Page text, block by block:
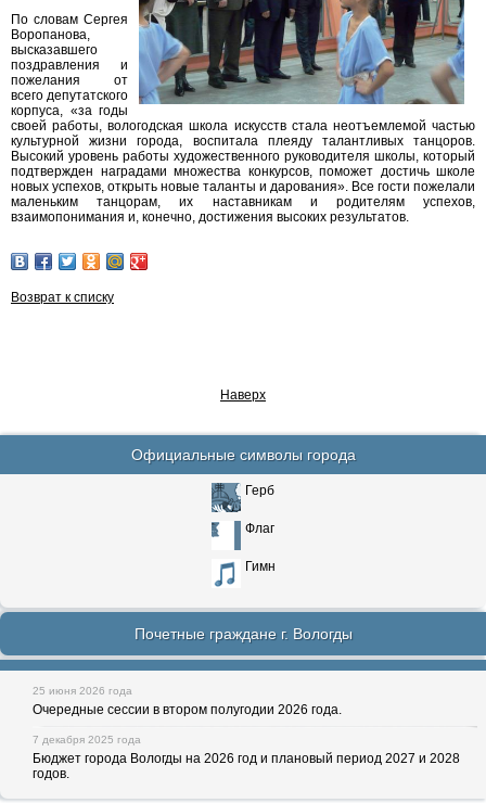
По словам Сергея
Воропанова,
высказавшего
поздравления и
пожелания от
всего депутатского
корпуса, «за годы
своей работы, вологодская школа искусств стала неотъемлемой частью
культурной жизни города, воспитала плеяду талантливых танцоров.
Высокий уровень работы художественного руководителя школы, который
подтвержден наградами множества конкурсов, поможет достичь школе
новых успехов, открыть новые таланты и дарования». Все гости пожелали
маленьким танцорам, их наставникам и родителям успехов,
взаимопонимания и, конечно, достижения высоких результатов.
Возврат к списку
Наверх
Официальные символы города
Герб
Флаг
Гимн
Почетные граждане г. Вологды
25 июня 2026 года
Очередные сессии в втором полугодии 2026 года.
7 декабря 2025 года
Бюджет города Вологды на 2026 год и плановый период 2027 и 2028
годов.